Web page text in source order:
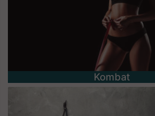
Kombat